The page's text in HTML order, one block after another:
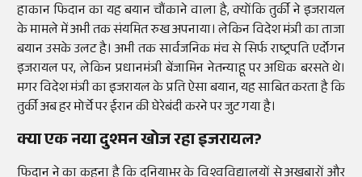
हाकान फिदान का यह बयान चौंकाने वाला है, क्योंकि तुर्की ने इजरायल
के मामले में अभी तक संयमित रुख अपनाया। लेकिन विदेश मंत्री का ताजा
बयान उसके उलट है। अभी तक सार्वजनिक मंच से सिर्फ राष्ट्रपति एर्दोगन
इजरायल पर, लेकिन प्रधानमंत्री बेंजामिन नेतन्याहू पर अधिक बरसते थे।
मगर विदेश मंत्री का इजरायल के प्रति ऐसा बयान, यह साबित करता है कि
तुर्की अब हर मोर्चे पर ईरान की घेरेबंदी करने पर जुट गया है।
क्या एक नया दुश्मन खोज रहा इजरायल?